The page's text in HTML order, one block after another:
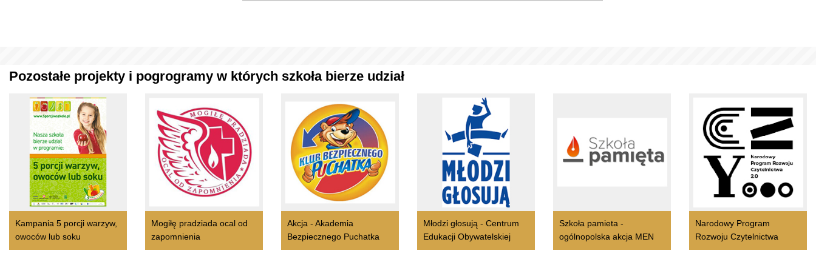
Pozostałe projekty i pogrogramy w których szkoła bierze udział
Kampania 5 porcji warzyw,
owoców lub soku
Mogiłę pradziada ocal od
zapomnienia
Akcja - Akademia
Bezpiecznego Puchatka
Młodzi głosują - Centrum
Edukacji Obywatelskiej
Szkoła pamieta -
ogólnopolska akcja MEN
Narodowy Program
Rozwoju Czytelnictwa